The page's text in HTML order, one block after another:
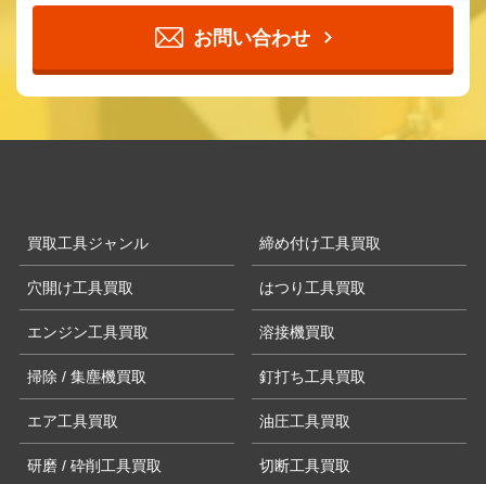
お問い合わせ
買取工具ジャンル 締め付け工具買取
穴開け工具買取 はつり工具買取
エンジン工具買取 溶接機買取
掃除 / 集塵機買取 釘打ち工具買取
エア工具買取 油圧工具買取
研磨 / 砕削工具買取 切断工具買取